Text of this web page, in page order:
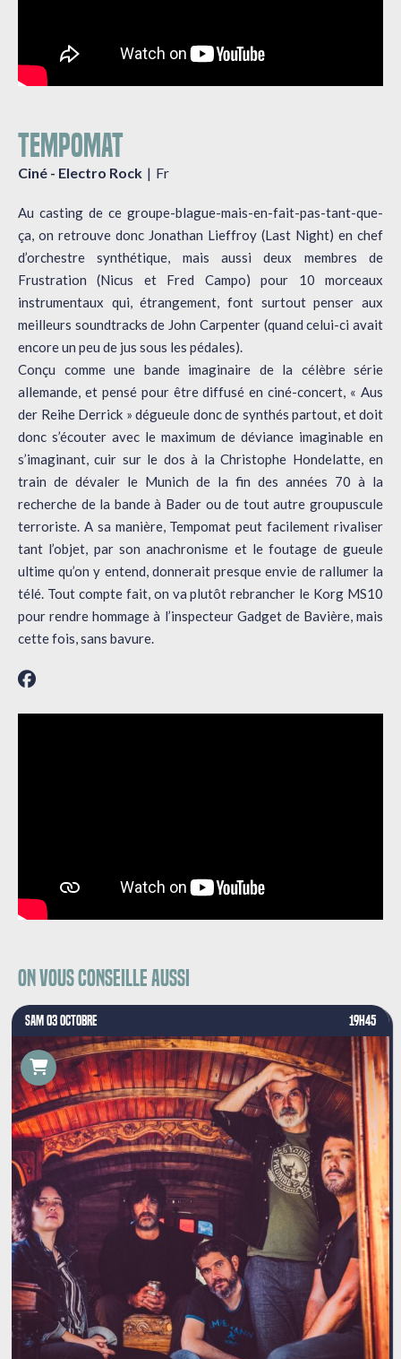
TEMPOMAT
Ciné - Electro Rock Fr
Au casting de ce groupe-blague-mais-en-fait-pas-tant-que-
ça, on retrouve donc Jonathan Lieffroy (Last Night) en chef
d’orchestre synthétique, mais aussi deux membres de
Frustration (Nicus et Fred Campo) pour 10 morceaux
instrumentaux qui, étrangement, font surtout penser aux
meilleurs soundtracks de John Carpenter (quand celui-ci avait
encore un peu de jus sous les pédales).
Conçu comme une bande imaginaire de la célèbre série
allemande, et pensé pour être diffusé en ciné-concert, « Aus
der Reihe Derrick » dégueule donc de synthés partout, et doit
donc s’écouter avec le maximum de déviance imaginable en
s’imaginant, cuir sur le dos à la Christophe Hondelatte, en
train de dévaler le Munich de la fin des années 70 à la
recherche de la bande à Bader ou de tout autre groupuscule
terroriste. A sa manière, Tempomat peut facilement rivaliser
tant l’objet, par son anachronisme et le foutage de gueule
ultime qu’on y entend, donnerait presque envie de rallumer la
télé. Tout compte fait, on va plutôt rebrancher le Korg MS10
pour rendre hommage à l’inspecteur Gadget de Bavière, mais
cette fois, sans bavure.
On vous conseille aussi
SAM 03 OCTOBRE 19H45